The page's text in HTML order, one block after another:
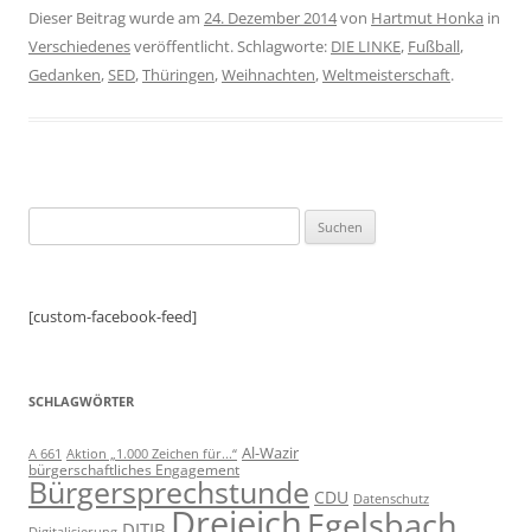
Dieser Beitrag wurde am 24. Dezember 2014von Hartmut Honka in
Verschiedenesveröffentlicht. Schlagworte: DIE LINKE, Fußball,
Gedanken,SED,Thüringen,Weihnachten,Weltmeisterschaft.
nach:
[custom-facebook-feed]
SCHLAGWÖRTER
A 661 Aktion „1.000 Zeichen für...“ Al-Wazir
bürgerschaftliches Engagement
Bürgersprechstunde CDU Datenschutz